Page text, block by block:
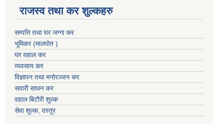
राजस्व तथा कर शुल्कहरु
सम्पत्ति तथा घर जग्गा कर
भूमिकर (मालपोत )
घर वहाल कर
व्यवसाय कर
विज्ञापन तथा मनोरञ्जन कर
सवारी साधन कर
वहाल बिटौरी शुल्क
सेवा शुल्क, दस्तुर